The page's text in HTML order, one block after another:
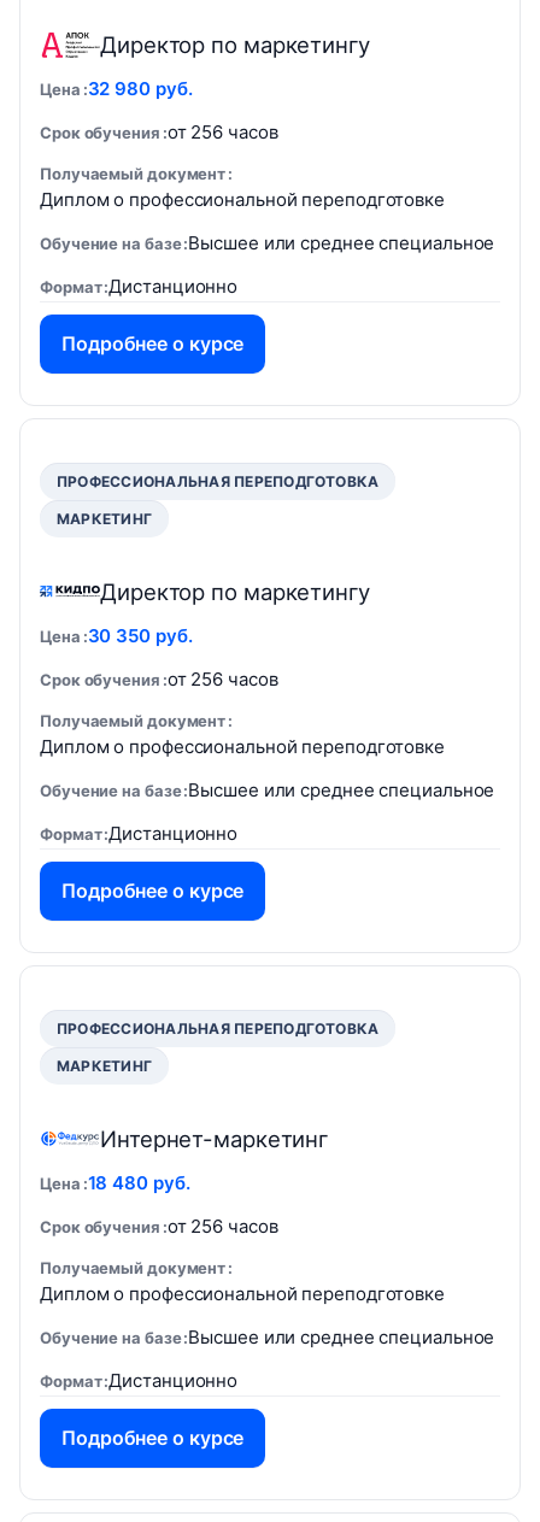
Директор по маркетингу
Цена 32 980 руб.
Срок обучения от 256 часов
Получаемый документ
Диплом о профессиональной переподготовке
Обучение на базе Высшее или среднее специальное
Формат Дистанционно
Подробнее о курсе
ПРОФЕССИОНАЛЬНАЯ ПЕРЕПОДГОТОВКА
МАРКЕТИНГ
Директор по маркетингу
Цена 30 350 руб.
Срок обучения от 256 часов
Получаемый документ
Диплом о профессиональной переподготовке
Обучение на базе Высшее или среднее специальное
Формат Дистанционно
Подробнее о курсе
ПРОФЕССИОНАЛЬНАЯ ПЕРЕПОДГОТОВКА
МАРКЕТИНГ
Интернет-маркетинг
Цена 18 480 руб.
Срок обучения от 256 часов
Получаемый документ
Диплом о профессиональной переподготовке
Обучение на базе Высшее или среднее специальное
Формат Дистанционно
Подробнее о курсе